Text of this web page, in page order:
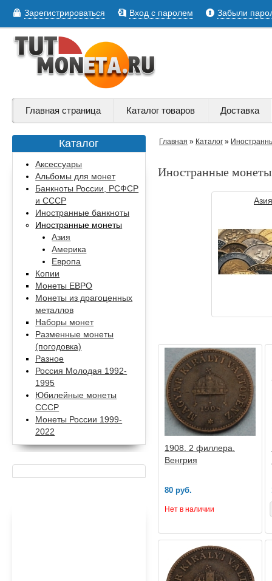
Зарегистрироваться Вход с паролем Забыли
Главная страница Каталог товаров Доставка
Каталог
Аксессуары
Альбомы для монет
Банкноты России, РСФСР
и СССР
Иностранные банкноты
Иностранные монеты
Азия
Америка
Европа
Копии
Монеты ЕВРО
Монеты из драгоценных
металлов
Наборы монет
Разменные монеты
(погодовка)
Разное
Россия Молодая 1992-
1995
Юбилейные монеты
СССР
Монеты России 1999-
2022
Главная » Каталог »
Иностранные монеты
Азия
1908. 2 филлера.
Венгрия
80 руб.
Нет в наличии